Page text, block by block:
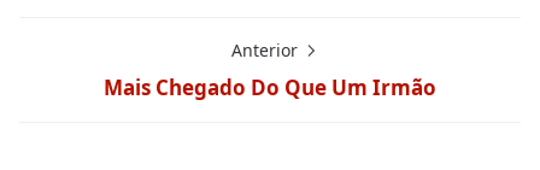
Anterior
Mais Chegado Do Que Um Irmão